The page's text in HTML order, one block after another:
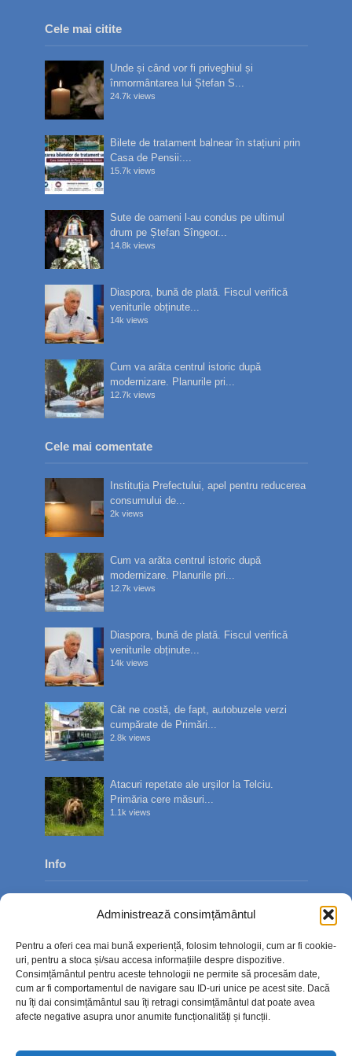
Administrează consimțământul
Pentru a oferi cea mai bună experiență, folosim tehnologii, cum ar fi cookie-
uri, pentru a stoca și/sau accesa informațiile despre dispozitive.
Consimțământul pentru aceste tehnologii ne permite să procesăm date,
cum ar fi comportamentul de navigare sau ID-uri unice pe acest site. Dacă
nu îți dai consimțământul sau îți retragi consimțământul dat poate avea
afecte negative asupra unor anumite funcționalități și funcții.
Cele mai citite
Unde și când vor fi priveghiul și
înmormântarea lui Ștefan S...
24.7k views
Bilete de tratament balnear în stațiuni prin
Casa de Pensii:...
15.7k views
Sute de oameni l-au condus pe ultimul
drum pe Ștefan Sîngeor...
14.8k views
Diaspora, bună de plată. Fiscul verifică
veniturile obținute...
14k views
Cum va arăta centrul istoric după
modernizare. Planurile pri...
12.7k views
Cele mai comentate
Instituția Prefectului, apel pentru reducerea
consumului de...
2k views
Cum va arăta centrul istoric după
modernizare. Planurile pri...
12.7k views
Diaspora, bună de plată. Fiscul verifică
veniturile obținute...
14k views
Cât ne costă, de fapt, autobuzele verzi
cumpărate de Primări...
2.8k views
Atacuri repetate ale urșilor la Telciu.
Primăria cere măsuri...
1.1k views
Info
Contact
Politica de confidențialitate
Politică cookie-uri (UE)